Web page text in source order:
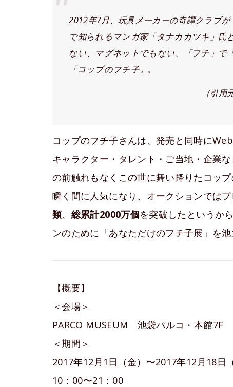
2012年7月、玩具メーカーの奇譚クラブ
で知られるマンガ家「タナカカツキ」氏
ない、マグネットでもない、「フチ」で
「コップのフチ子」。
（引用
コップのフチ子さんは、発売と同時に
キャラクター・タレント・ご当地・企業
の前触れもなくこの世に舞い降りたコッ
瞬く間に人気になり、オークションではプ
類、 総累計2000万個を突破したというか
ンのために「あなただけのフチ子展」を
【概要】
＜会場＞
PARCO MUSEUM 池袋パルコ・本館7F
＜期間＞
2017年12月1日（金）〜2017年12月18日（
10：00〜21：00